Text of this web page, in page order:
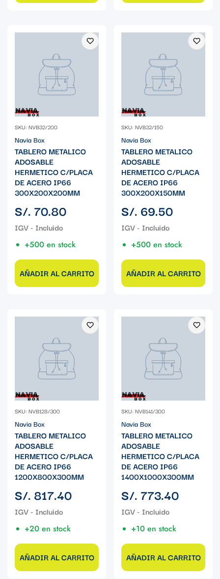
SKU: NVB32/200
Navia Box
TABLERO METALICO
ADOSABLE
HERMETICO C/PLACA
DE ACERO IP66
300X200X200MM
Precio
regular
S/. 70.80
+500 en stock
AÑADIR AL CARRITO
SKU: NVB32/150
Navia Box
TABLERO METALICO
ADOSABLE
HERMETICO C/PLACA
DE ACERO IP66
300X200X150MM
Precio
regular
S/. 69.50
+500 en stock
AÑADIR AL CARRITO
SKU: NVB128/300
Navia Box
TABLERO METALICO
ADOSABLE
HERMETICO C/PLACA
DE ACERO IP66
1200X800X300MM
Precio
regular
S/. 817.40
+20 en stock
AÑADIR AL CARRITO
SKU: NVB141/300
Navia Box
TABLERO METALICO
ADOSABLE
HERMETICO C/PLACA
DE ACERO IP66
1400X1000X300MM
Precio
regular
S/. 773.40
+10 en stock
AÑADIR AL CARRITO